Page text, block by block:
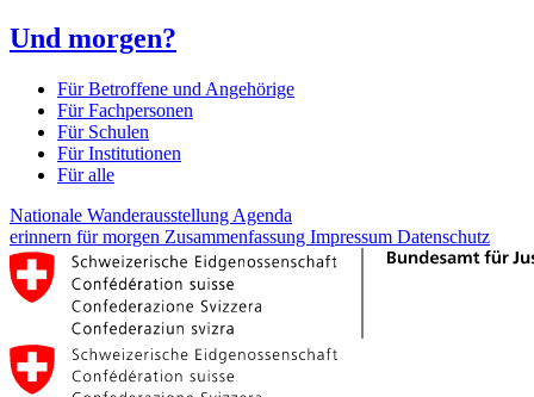
Und morgen?
Für Betroffene und Angehörige
Für Fachpersonen
Für Schulen
Für Institutionen
Für alle
Nationale Wanderausstellung Agenda
erinnern für morgen Zusammenfassung Impressum Datenschutz